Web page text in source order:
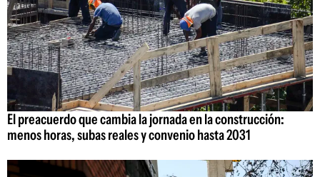
El preacuerdo que cambia la jornada en la construcción:
menos horas, subas reales y convenio hasta 2031